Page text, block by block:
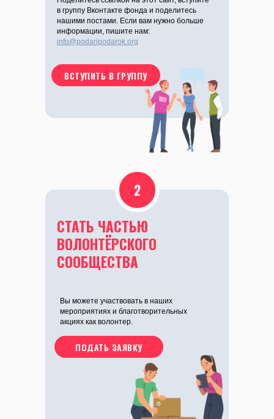
в группу Вконтакте фонда и поделитесь
нашими постами. Если вам нужно больше
информации, пишите нам:
info@podaripodarok.org
СТАТЬ ЧАСТЬЮ
ВОЛОНТЁРСКОГО
СООБЩЕСТВА
Вы можете участвовать в наших
мероприятиях и благотворительных
акциях как волонтер.
2
ВСТУПИТЬ В ГРУППУ
ПОДАТЬ ЗАЯВКУ